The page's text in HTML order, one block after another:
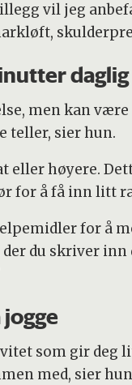
vil jeg
daglig
men kan
teller, sier hun.
høyere.
for å få inn litt
for å
du skriver
som gir deg
med, sier